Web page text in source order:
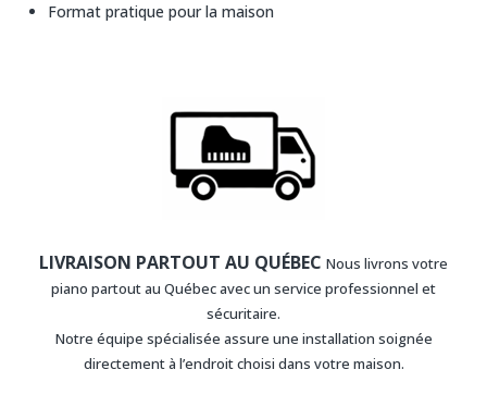
Format pratique pour la maison
LIVRAISON PARTOUT AU QUÉBEC Nous livrons votre
piano partout au Québec avec un service professionnel et
sécuritaire.
Notre équipe spécialisée assure une installation soignée
directement à l’endroit choisi dans votre maison.